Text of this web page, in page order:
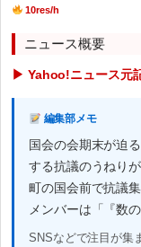
10res/h
ニュース概要
▶ Yahoo!ニュース元
編集部メモ
国会の会期末が迫
する抗議のうねり
町の国会前で抗議
メンバーは「『数
SNSなどで注目が集